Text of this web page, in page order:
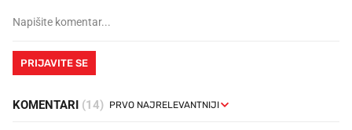
PRIJAVITE SE
KOMENTARI (14)